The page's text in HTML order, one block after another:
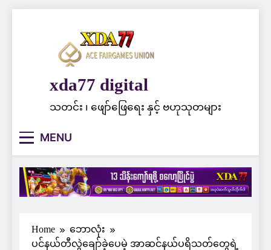
xda77 digital
သတင်း ၊ ဖျော်ဖြေရေး နှင့် ဗဟုသုတများ
MENU
Home
ဘောလုံး
ပင်နယ်တီလွဲချော်ခဲ့ပေမဲ့ အာဆင်နယ်ပရိသတ်တွေရဲ့